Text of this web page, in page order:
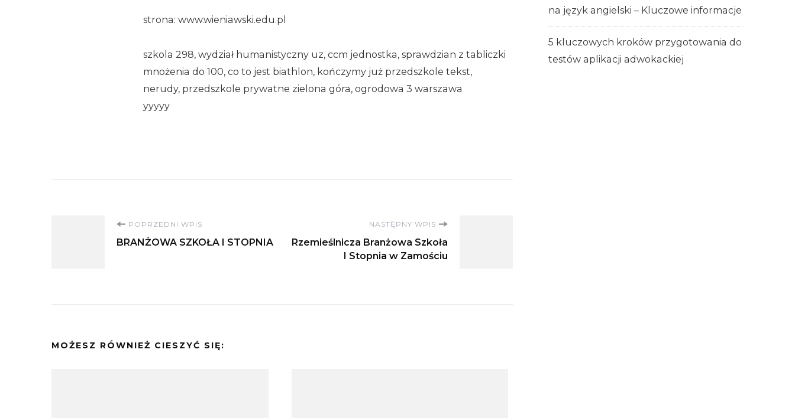
strona: www.wieniawski.edu.pl
szkola 298, wydział humanistyczny uz, ccm jednostka, sprawdzian z tabliczki
mnożenia do 100, co to jest biathlon, kończymy już przedszkole tekst,
nerudy, przedszkole prywatne zielona góra, ogrodowa 3 warszawa
yyyyy
Nawigacja
POPRZEDNI WPIS
BRANŻOWA SZKOŁA I STOPNIA
NASTĘPNY WPIS
Rzemieślnicza Branżowa Szkoła
I Stopnia w Zamościu
MOŻESZ RÓWNIEŻ CIESZYĆ SIĘ:
na język angielski – Kluczowe informacje
5 kluczowych kroków przygotowania do
testów aplikacji adwokackiej